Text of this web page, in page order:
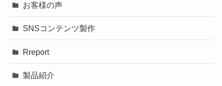
お客様の声
SNSコンテンツ製作
Rreport
製品紹介